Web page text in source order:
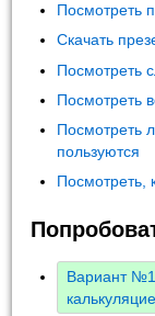
Посмотреть
Скачать
Посмотреть
Посмотреть
Посмотреть
пользуются
Посмотреть,
Вариант